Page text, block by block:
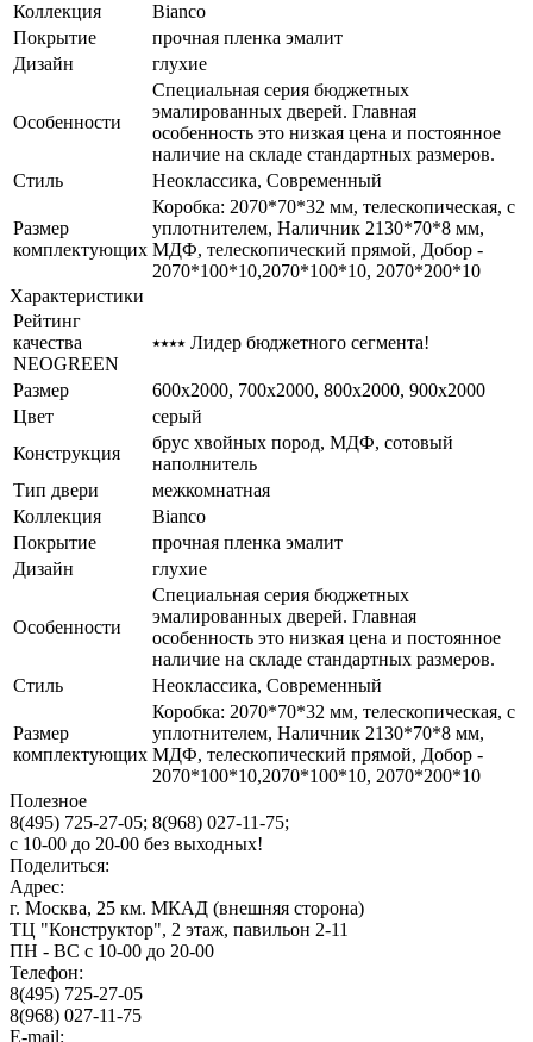
Коллекция
Bianco
Покрытие
прочная пленка эмалит
Дизайн
глухие
Особенности
Специальная серия бюджетных
эмалированных дверей. Главная
особенность это низкая цена и постоянное
наличие на складе стандартных размеров.
Стиль
Неоклассика, Современный
Размер
комплектующих
Коробка: 2070*70*32 мм, телескопическая, с
уплотнителем, Наличник 2130*70*8 мм,
МДФ, телескопический прямой, Добор -
2070*100*10,2070*100*10, 2070*200*10
Характеристики
Рейтинг
качества
NEOGREEN
⭑⭑⭑⭑ Лидер бюджетного сегмента!
Размер
600x2000, 700x2000, 800x2000, 900x2000
Цвет
серый
Конструкция
брус хвойных пород, МДФ, сотовый
наполнитель
Тип двери
межкомнатная
Коллекция
Bianco
Покрытие
прочная пленка эмалит
Дизайн
глухие
Особенности
Специальная серия бюджетных
эмалированных дверей. Главная
особенность это низкая цена и постоянное
наличие на складе стандартных размеров.
Стиль
Неоклассика, Современный
Размер
комплектующих
Коробка: 2070*70*32 мм, телескопическая, с
уплотнителем, Наличник 2130*70*8 мм,
МДФ, телескопический прямой, Добор -
2070*100*10,2070*100*10, 2070*200*10
Полезное
8(495) 725-27-05; 8(968) 027-11-75;
с 10-00 до 20-00 без выходных!
Поделиться:
Адрес:
г. Москва, 25 км. МКАД (внешняя сторона)
ТЦ "Конструктор", 2 этаж, павильон 2-11
ПН - ВС с 10-00 до 20-00
Телефон:
8(495) 725-27-05
8(968) 027-11-75
E-mail: